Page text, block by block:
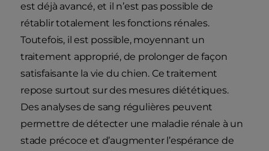
est déjà avancé, et il n’est pas possible de
rétablir totalement les fonctions rénales.
Toutefois, il est possible, moyennant un
traitement approprié, de prolonger de façon
satisfaisante la vie du chien. Ce traitement
repose surtout sur des mesures diététiques.
Des analyses de sang régulières peuvent
permettre de détecter une maladie rénale à un
stade précoce et d’augmenter l’espérance de